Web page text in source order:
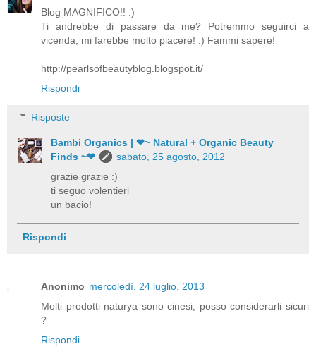
Blog MAGNIFICO!! :)
Ti andrebbe di passare da me? Potremmo seguirci a
vicenda, mi farebbe molto piacere! :) Fammi sapere!
http://pearlsofbeautyblog.blogspot.it/
Rispondi
Risposte
Bambi Organics | ❤~ Natural + Organic Beauty
Finds ~❤
sabato, 25 agosto, 2012
grazie grazie :)
ti seguo volentieri
un bacio!
Rispondi
Anonimo mercoledì, 24 luglio, 2013
Molti prodotti naturya sono cinesi, posso considerarli sicuri
?
Rispondi